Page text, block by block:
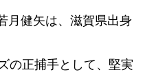
月健矢は、滋賀県出身
の正捕手として、堅実